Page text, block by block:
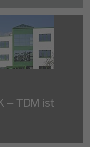
– TDM ist